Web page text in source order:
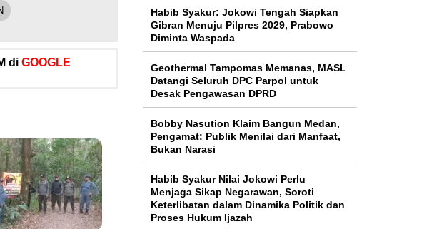
di GOOGLE
Habib Syakur: Jokowi Tengah Siapkan
Gibran Menuju Pilpres 2029, Prabowo
Diminta Waspada
Geothermal Tampomas Memanas, MASL
Datangi Seluruh DPC Parpol untuk
Desak Pengawasan DPRD
Bobby Nasution Klaim Bangun Medan,
Pengamat: Publik Menilai dari Manfaat,
Bukan Narasi
Habib Syakur Nilai Jokowi Perlu
Menjaga Sikap Negarawan, Soroti
Keterlibatan dalam Dinamika Politik dan
Proses Hukum Ijazah